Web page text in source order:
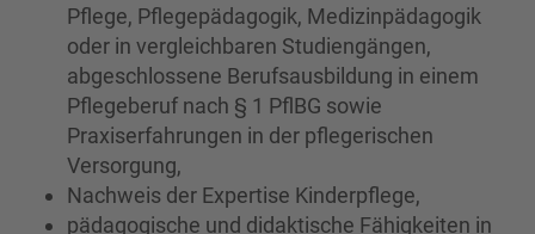
Pflege, Pflegepädagogik, Medizinpädagogik
oder in vergleichbaren Studiengängen,
abgeschlossene Berufsausbildung in einem
Pflegeberuf nach § 1 PflBG sowie
Praxiserfahrungen in der pflegerischen
Versorgung,
Nachweis der Expertise Kinderpflege,
pädagogische und didaktische Fähigkeiten in